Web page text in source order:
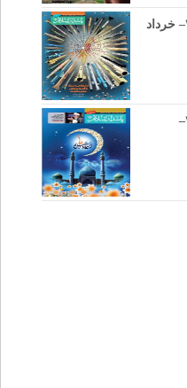
شماره ۴۸۳-۴۸۴– خرداد
شماره ۴۸۱-۴۸۲–